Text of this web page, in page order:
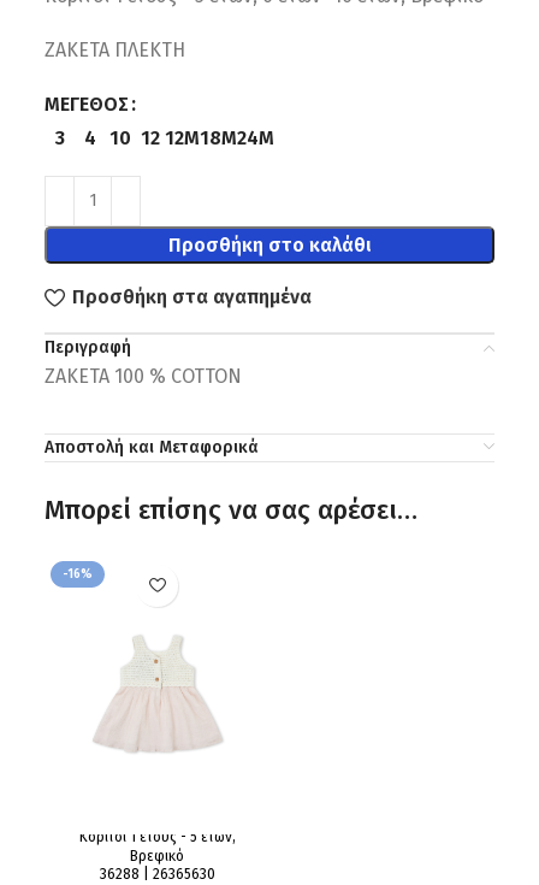
ZAKETA ΠΛΕΚΤΗ
ΜΈΓΕΘΟΣ
3
4 10 12 12M18M24M
Προσθήκη στο καλάθι
Προσθήκη στα αγαπημένα
Περιγραφή
ΖΑΚΕΤΑ 100 % COTTON
Αποστολή και Μεταφορικά
Μπορεί επίσης να σας αρέσει…
-16%
Κορίτσι 1 έτους - 5 ετών,
Βρεφικό
36288 | 26365630